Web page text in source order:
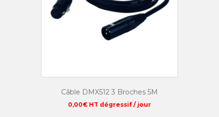
Câble DMX512 3 Broches 5M
0,00€ HT dégressif / jour